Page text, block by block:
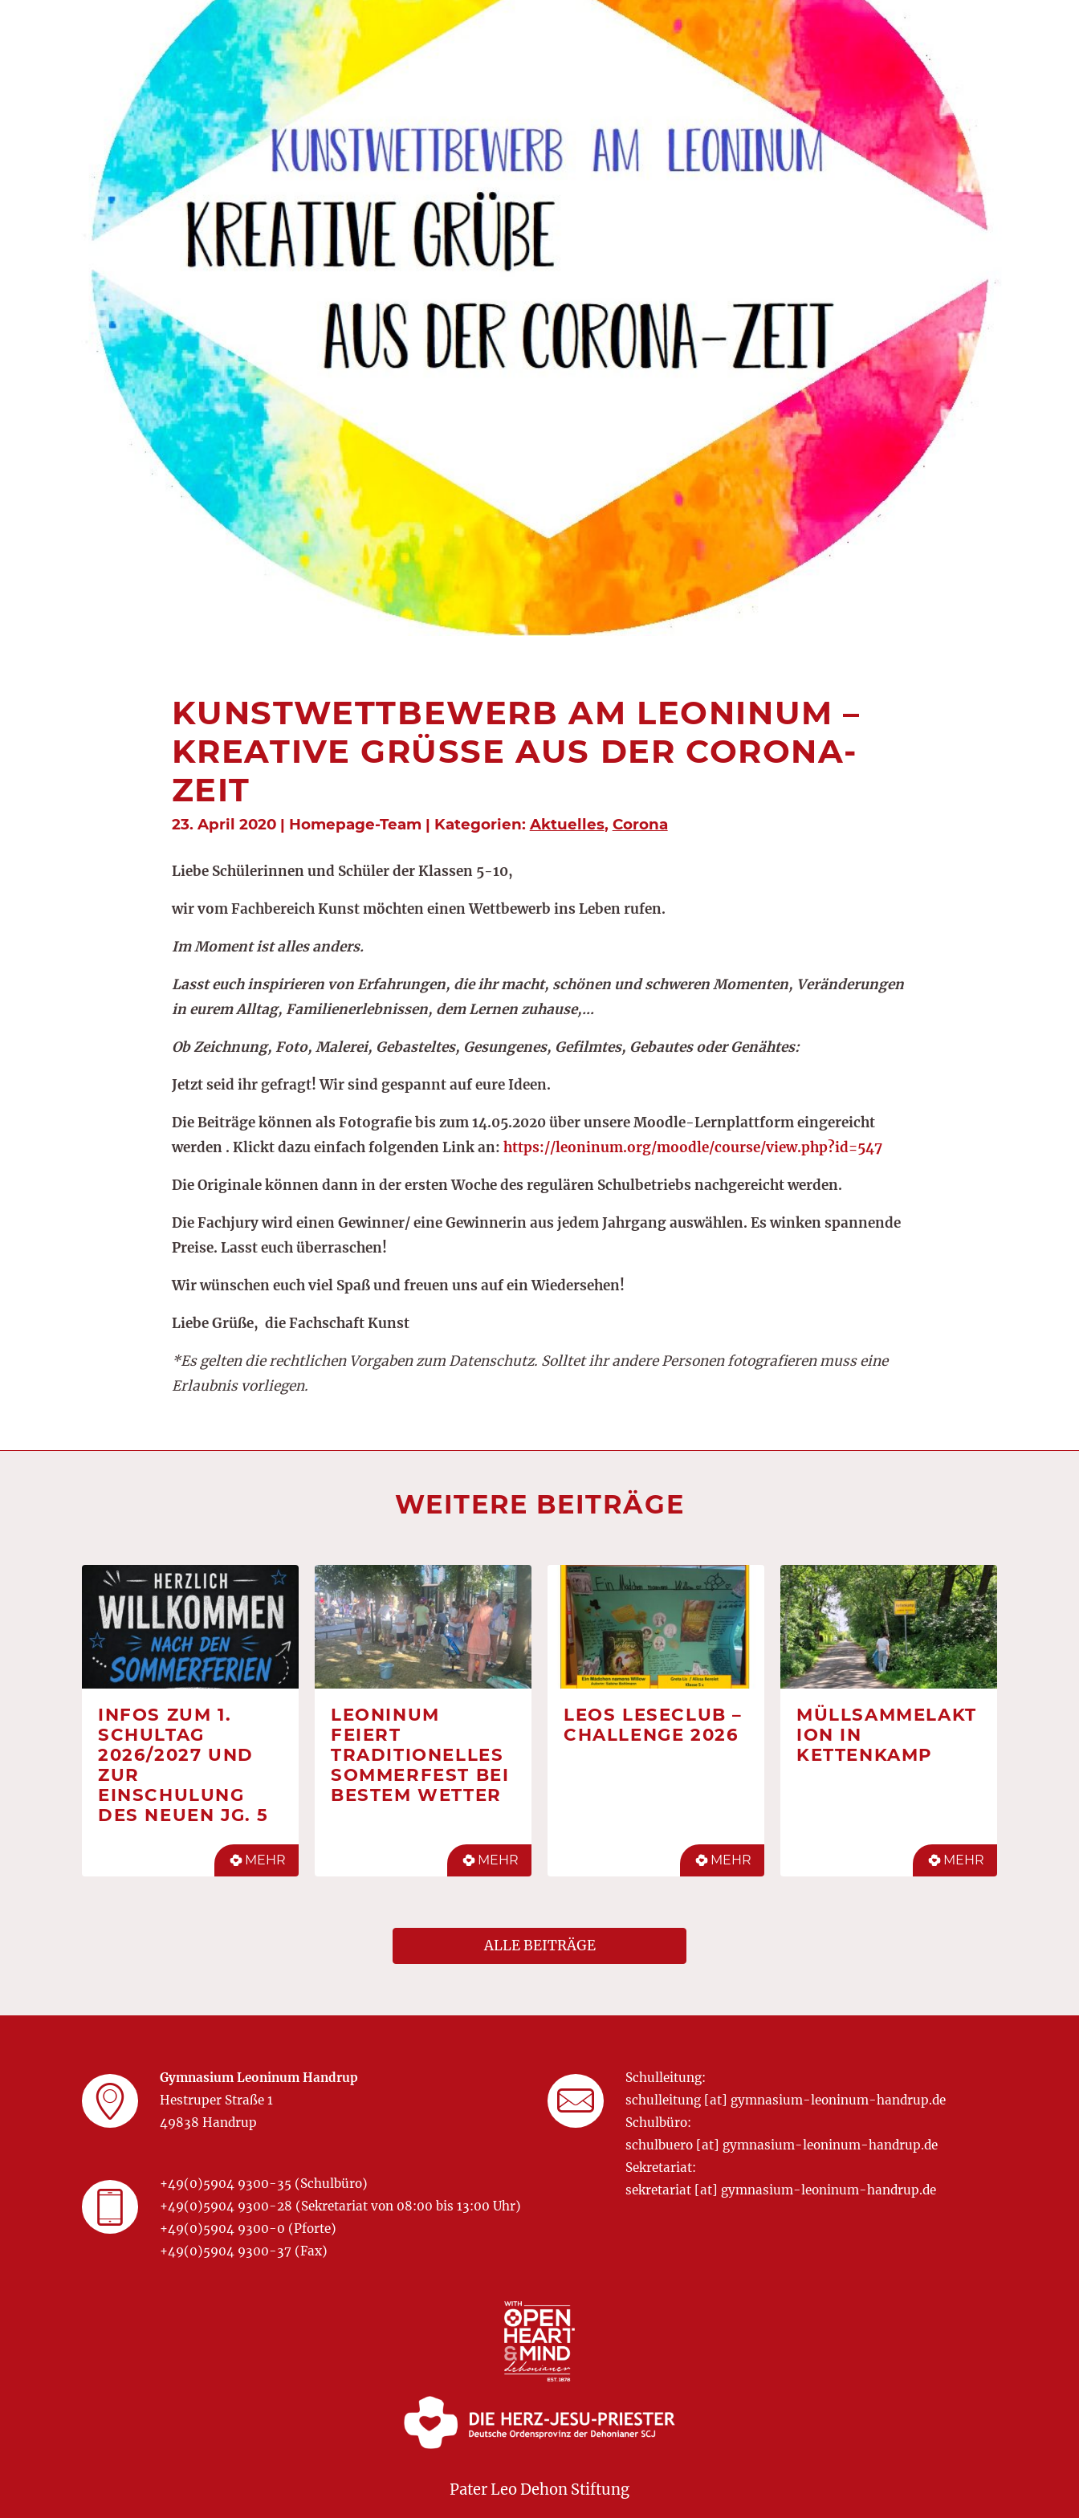
KUNSTWETTBEWERB AM LEONINUM –
KREATIVE GRÜSSE AUS DER CORONA-Z
EIT
23. April 2020 | Homepage-Team | Kategorien: Aktuelles, Corona
Liebe Schülerinnen und Schüler der Klassen 5-10,
wir vom Fachbereich Kunst möchten einen Wettbewerb ins Leben rufen.
Im Moment ist alles anders.
Lasst euch inspirieren von Erfahrungen, die ihr macht, schönen und schweren Momenten, Veränderungen
in eurem Alltag, Familienerlebnissen, dem Lernen zuhause,…
Ob Zeichnung, Foto, Malerei, Gebasteltes, Gesungenes, Gefilmtes, Gebautes oder Genähtes:
Jetzt seid ihr gefragt! Wir sind gespannt auf eure Ideen.
Die Beiträge können als Fotografie bis zum 14.05.2020 über unsere Moodle-Lernplattform eingereicht
werden . Klickt dazu einfach folgenden Link an: https://leoninum.org/moodle/course/view.php?id=547
Die Originale können dann in der ersten Woche des regulären Schulbetriebs nachgereicht werden.
Die Fachjury wird einen Gewinner/ eine Gewinnerin aus jedem Jahrgang auswählen. Es winken spannende
Preise. Lasst euch überraschen!
Wir wünschen euch viel Spaß und freuen uns auf ein Wiedersehen!
Liebe Grüße, die Fachschaft Kunst
*Es gelten die rechtlichen Vorgaben zum Datenschutz. Solltet ihr andere Personen fotografieren muss eine
Erlaubnis vorliegen.
WEITERE BEITRÄGE
INFOS ZUM 1.
SCHULTAG
2026/2027 UND
ZUR
EINSCHULUNG
DES NEUEN JG. 5
MEHR
LEONINUM
FEIERT
TRADITIONELLES
SOMMERFEST BEI
BESTEM WETTER
MEHR
LEOS LESECLUB –
CHALLENGE 2026
MEHR
MÜLLSAMMELAKT
ION IN
KETTENKAMP
MEHR
ALLE BEITRÄGE
Gymnasium Leoninum Handrup
Hestruper Straße 1
49838 Handrup
+49(0)5904 9300-35 (Schulbüro)
+49(0)5904 9300-28 (Sekretariat von 08:00 bis 13:00 Uhr)
+49(0)5904 9300-0 (Pforte)
+49(0)5904 9300-37 (Fax)
Schulleitung:
schulleitung [at] gymnasium-leoninum-handrup.de
Schulbüro:
schulbuero [at] gymnasium-leoninum-handrup.de
Sekretariat:
sekretariat [at] gymnasium-leoninum-handrup.de
Pater Leo Dehon Stiftung